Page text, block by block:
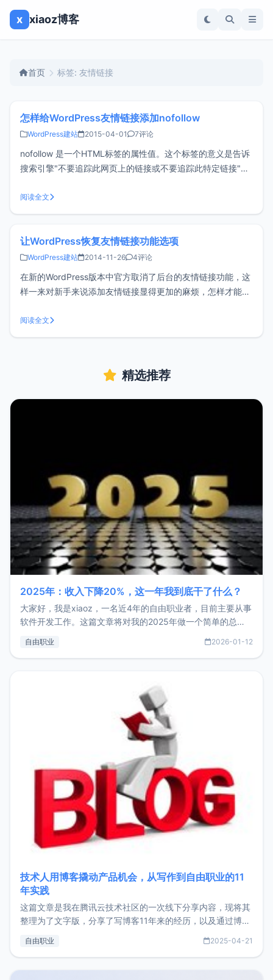
x xiaoz博客
首页 标签: 友情链接
怎样给WordPress友情链接添加nofollow
WordPress建站 2015-04-01 7评论
nofollow 是一个HTML标签的属性值。这个标签的意义是告诉
搜索引擎"不要追踪此网页上的链接或不要追踪此特定链接"。
文章为什么要介绍友情链接添加nofollow呢？这样做不是显得
不厚道了吗？其实不是，因为某些时候
阅读全文
让WordPress恢复友情链接功能选项
WordPress建站 2014-11-26 4评论
在新的WordPress版本中官方取消了后台的友情链接功能，这
样一来对新手来说添加友情链接显得更加的麻烦，怎样才能恢
使用主题目录中的functions.php文件中便可恢复显示。//显示
友情链接模块 add_filter( 'pre_option
阅读全文
精选推荐
2025年：收入下降20%，这一年我到底干了什么？
大家好，我是xiaoz，一名近4年的自由职业者，目前主要从事
软件开发工作。这篇文章将对我的2025年做一个简单的总
收入下降20%，但却过得很充实，2026年不求突破，但求保
自由职业 2026-01-12
技术人用博客撬动产品机会，从写作到自由职业的11
年实践
这篇文章是我在腾讯云技术社区的一次线下分享内容，现将其
整理为了文字版，分享了写博客11年来的经历，以及通过博客
了我的首个产品ImgURL的真实数据和产品现状。自我介绍大
自由职业 2025-04-21